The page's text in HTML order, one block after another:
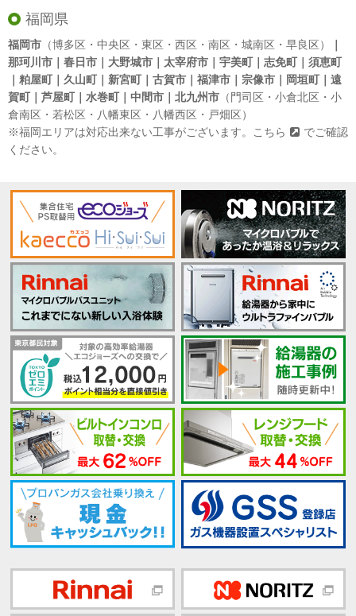
福岡県
福岡市 （博多区・中央区・東区・西区・南区・城南区・早良区）
那珂川市｜春日市｜大野城市｜太宰府市｜宇美町｜志免町｜須恵町
｜粕屋町｜久山町｜新宮町｜古賀市｜福津市｜宗像市｜岡垣町｜遠
賀町｜芦屋町｜水巻町｜中間市｜北九州市 （門司区・小倉北区・小
倉南区・若松区・八幡東区・八幡西区・戸畑区）
※福岡エリアは対応出来ない工事がございます。
こちら
でご確認
ください。